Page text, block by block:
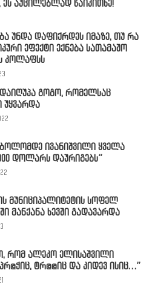
ეს აუცილებლად წაიკითხე!
უნდა დაფიქრდეს იმაზე, თუ რა
ეფექტი ექნება სათამაშო
კოლაფსს
გოგო, რომელსაც
უყვარდა
ბოლომდე ივანიშვილი ყველა
დოლარს დაურიგებს”
მუნიციპალიტეტის სოფელ
მანქანა ხევში გადავარდა
რომ ალეკო ელისაშვილი
პრ@ჭიც, ტრ@@იც და კიდევ ისიც…”